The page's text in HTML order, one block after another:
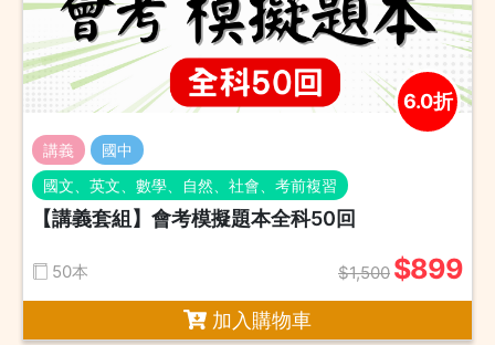
6.0折
講義
國中
國文、英文、數學、自然、社會、考前複習
【講義套組】會考模擬題本全科50回
50本 $1,500 $899
加入購物車